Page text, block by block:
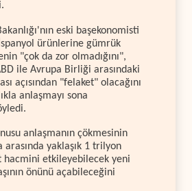
eski başekonomisti
ürünlerine gümrük
"çok da zor olmadığını",
ile Avrupa Birliği arasındaki
açısından "felaket" olacağını
anlaşmayı sona
anlaşmanın çökmesinin
arasında yaklaşık 1 trilyon
hacmini etkileyebilecek yeni
önünü açabileceğini